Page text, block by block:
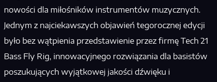
nowości dla miłośników instrumentów muzycznych.
Jednym z najciekawszych objawień tegorocznej edycji
było bez wątpienia przedstawienie przez firmę Tech 21
Bass Fly Rig, innowacyjnego rozwiązania dla basistów
poszukujących wyjątkowej jakości dźwięku i